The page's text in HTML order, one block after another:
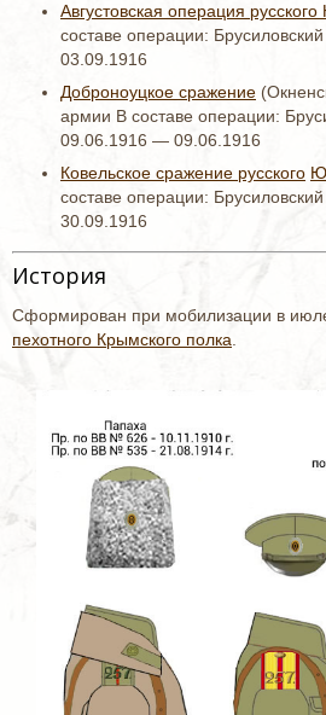
Августовская операция
составе операции:
03.09.1916
Доброноуцкое сражение
армии В составе операции:
09.06.1916 — 09.06.1916
Ковельское сражение русского
составе операции:
30.09.1916
История
Сформирован при мобилизации в
пехотного Крымского полка